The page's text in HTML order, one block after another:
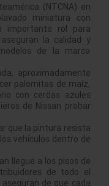
(NTCNA) en
miniatura con
importante rol para
la calidad y
de la marca
aproximadamente
palomitas de maíz,
con cerdas azules
de Nissan probar
que la pintura resista
vehículos dentro de
llegue a los pisos de
de todo el
de que cada